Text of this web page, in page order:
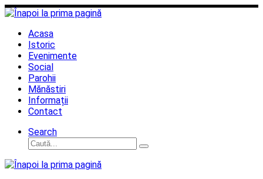
Sari
la
conținutAcasa
Istoric
Evenimente
Social
Parohii
Mănăstiri
Informații
Contact
Search
Căutare
Caută...